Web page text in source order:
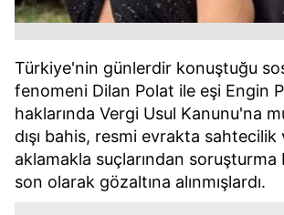
Türkiye'nin günlerdir konuştuğu
fenomeni Dilan Polat ile eşi Engin
haklarında Vergi Usul Kanunu'na
dışı bahis, resmi evrakta
aklamakla suçlarından soruşturma
son olarak gözaltına alınmışlardı.